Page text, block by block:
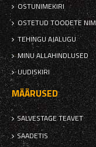
OSTUNIMEKIRI
OSTETUD TOODETE
TEHINGU AJALUGU
MINU ALLAHINDLUSED
UUDISKIRI
MÄÄRUSED
SALVESTAGE TEAVET
SAADETIS